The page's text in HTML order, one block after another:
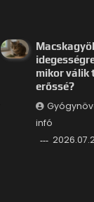
mikor válik
erőssé?
infó